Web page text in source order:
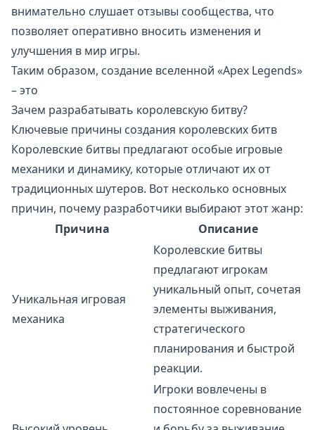
внимательно слушает отзывы сообщества, что
позволяет оперативно вносить изменения и
улучшения в мир игры.
Таким образом, создание вселенной «Apex Legends»
– это
Зачем разрабатывать королевскую битву?
Ключевые причины создания королевских битв
Королевские битвы предлагают особые игровые
механики и динамику, которые отличают их от
традиционных шутеров. Вот несколько основных
причин, почему разработчики выбирают этот жанр:
Причина
Описание
Уникальная игровая
механика
Королевские битвы
предлагают игрокам
уникальный опыт, сочетая
элементы выживания,
стратегического
планирования и быстрой
реакции.
Игроки вовлечены в
постоянное соревнование